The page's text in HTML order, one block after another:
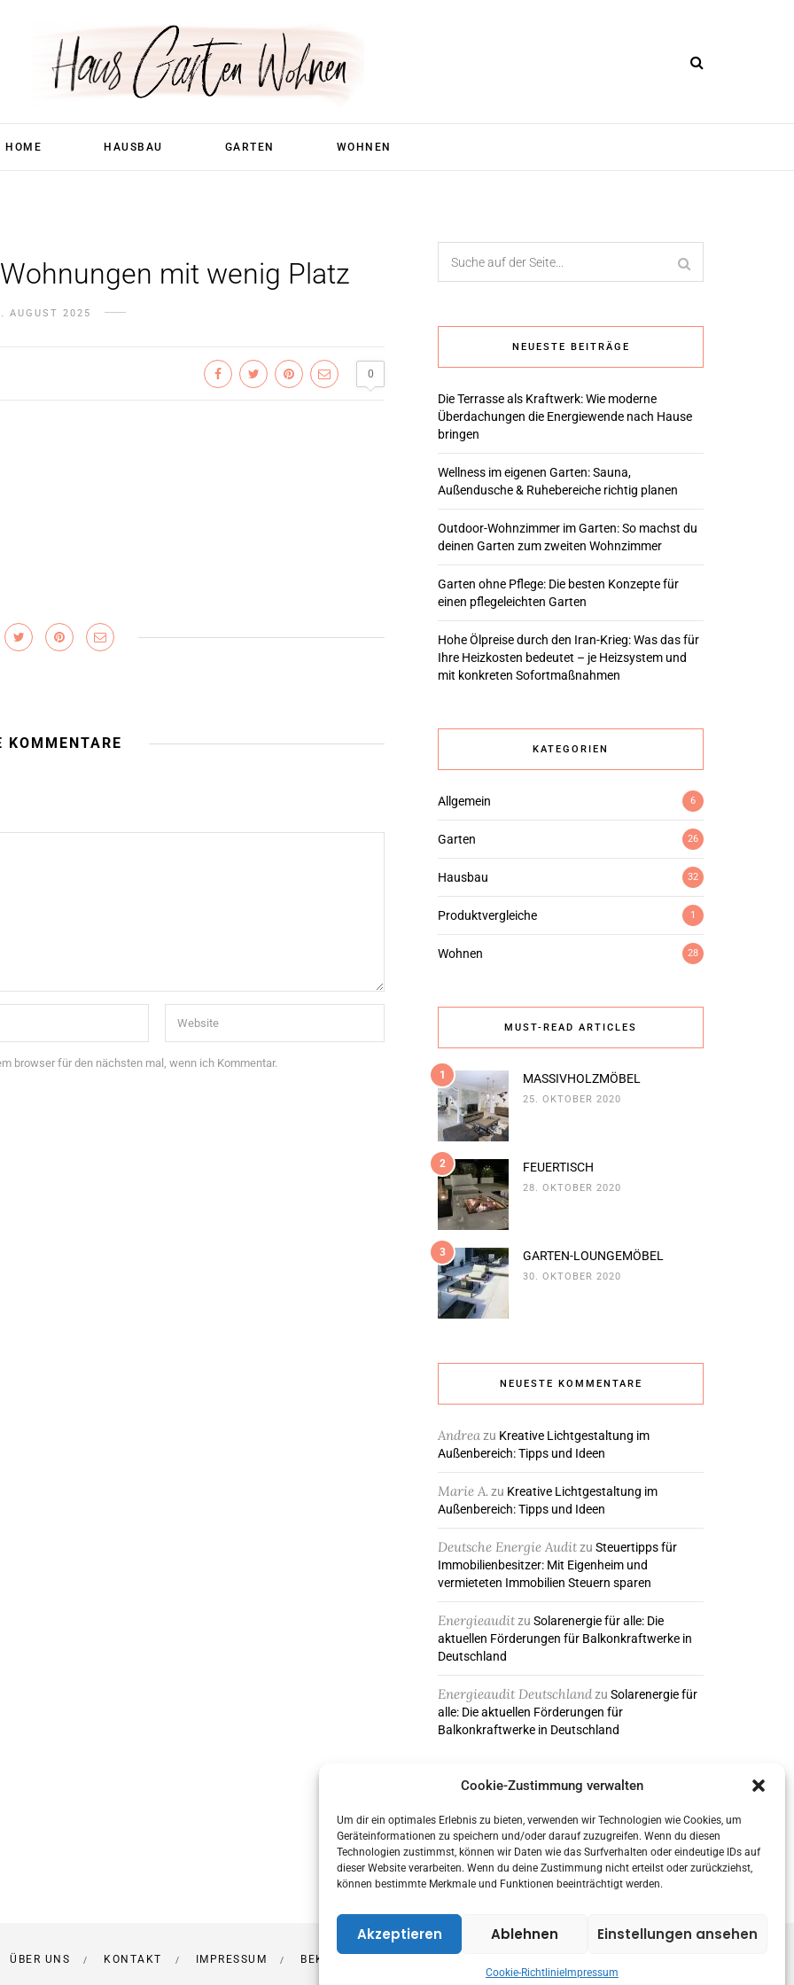
Cookie-Zustimmung verwalten
Um dir ein optimales Erlebnis zu bieten, verwenden wir Technologien wie Cookies, um
Geräteinformationen zu speichern und/oder darauf zuzugreifen. Wenn du diesen
Technologien zustimmst, können wir Daten wie das Surfverhalten oder eindeutige IDs auf
dieser Website verarbeiten. Wenn du deine Zustimmung nicht erteilst oder zurückziehst,
können bestimmte Merkmale und Funktionen beeinträchtigt werden.
Akzeptieren Ablehnen Einstellungen ansehen
Cookie-RichtlinieImpressum
HOME HAUSBAU GARTEN WOHNEN
mit wenig Platz
AUGUST 2025
0
KOMMENTARE
browser für den nächsten mal, wenn ich Kommentar.
NEUESTE BEITRÄGE
Die Terrasse als Kraftwerk: Wie moderne
Überdachungen die Energiewende nach Hause
bringen
Wellness im eigenen Garten: Sauna,
Außendusche & Ruhebereiche richtig planen
Outdoor-Wohnzimmer im Garten: So machst du
deinen Garten zum zweiten Wohnzimmer
Garten ohne Pflege: Die besten Konzepte für
einen pflegeleichten Garten
Hohe Ölpreise durch den Iran-Krieg: Was das für
Ihre Heizkosten bedeutet – je Heizsystem und
mit konkreten Sofortmaßnahmen
KATEGORIEN
Allgemein 6
Garten 26
Hausbau 32
Produktvergleiche 1
Wohnen 28
MUST-READ ARTICLES
1 MASSIVHOLZMÖBEL
25. OKTOBER 2020
2 FEUERTISCH
28. OKTOBER 2020
3 GARTEN-LOUNGEMÖBEL
30. OKTOBER 2020
NEUESTE KOMMENTARE
Andreazu Kreative Lichtgestaltung im
Außenbereich: Tipps und Ideen
Marie A.zu Kreative Lichtgestaltung im
Außenbereich: Tipps und Ideen
Deutsche Energie Auditzu Steuertipps für
Immobilienbesitzer: Mit Eigenheim und
vermieteten Immobilien Steuern sparen
Energieauditzu Solarenergie für alle: Die
aktuellen Förderungen für Balkonkraftwerke in
Deutschland
Energieaudit Deutschlandzu Solarenergie für
alle: Die aktuellen Förderungen für
Balkonkraftwerke in Deutschland
ÜBER UNS KONTAKT IMPRESSUM BEKANNT AUS